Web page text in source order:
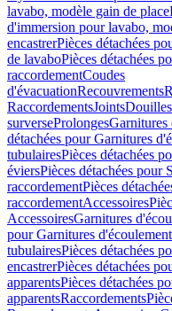
lavabo, modèle gain de place
d'immersion pour lavabo,
encastrerPièces détachées
de lavaboPièces détachées
raccordementCoudes
d'évacuationRecouvrements
RaccordementsJoints
surverseProlongesGarnitures
détachées pour Garnitures
tubulairesPièces détachées
éviersPièces détachées pour
raccordementPièces
raccordementAccessoires
AccessoiresGarnitures
pour Garnitures
tubulairesPièces détachées
encastrerPièces détachées
apparentsPièces détachées
apparentsRaccordements